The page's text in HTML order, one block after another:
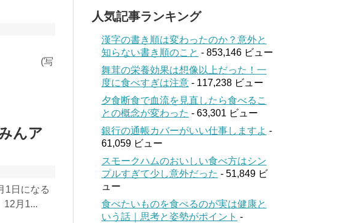
んア
1日になる
12月1...
人気記事ランキング
漢字の書き順は変わったのか？意外と
知らない書き順のこと - 853,146 ビュー
舞茸の栄養効果は想像以上だった！一
度に食べすぎは注意 - 117,238 ビュー
夕食断食で血流を見直したら食べるこ
との概念が変わった - 63,301 ビュー
銀行の通帳カバーがいい仕事しますよ -
61,059 ビュー
スモークハムのおいしい食べ方はシン
プルすぎて少し意外だった - 51,849 ビ
ュー
食べたいものを食べるのが実は健康と
いう話｜思考と姿勢がポイント -